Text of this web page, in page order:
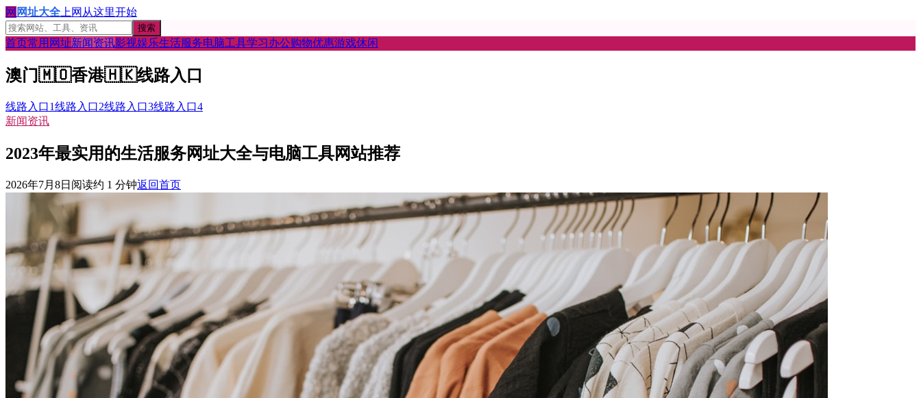
网 网址大全 上网从这里开始
搜索
首页常用网址新闻资讯影视娱乐生活服务电脑工具学习办公购物优惠游戏休闲
澳门🇲🇴香港🇭🇰线路入口
线路入口1线路入口2线路入口3线路入口4
新闻资讯
2023年最实用的生活服务网址大全与电脑工具网站推荐
2026年7月8日 阅读约 1 分钟返回首页